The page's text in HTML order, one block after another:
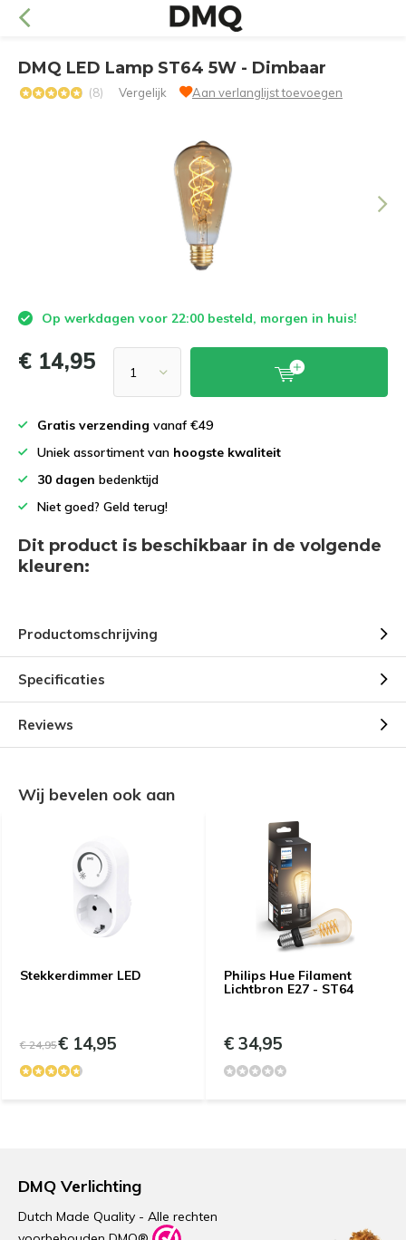
DMQ LED Lamp ST64 5W - Dimbaar
(8) Vergelijk Aan verlanglijst toevoegen
Op werkdagen voor 22:00 besteld, morgen in huis!
€ 14,95
Gratis verzending vanaf €49
Uniek assortiment van hoogste kwaliteit
30 dagen bedenktijd
Niet goed? Geld terug!
Dit product is beschikbaar in de volgende
kleuren:
Productomschrijving
Specificaties
Reviews
Wij bevelen ook aan
Stekkerdimmer LED
€ 24,95€ 14,95
Philips Hue Filament
Lichtbron E27 - ST64
€ 34,95
DMQ Verlichting
Dutch Made Quality - Alle rechten